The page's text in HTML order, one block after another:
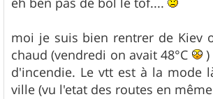
s
g
e
moi je suis bien rentrer de Kiev
chaud (vendredi on avait 48°C
)
d'incendie. Le vtt est à la mode
ville (vu l'etat des routes en